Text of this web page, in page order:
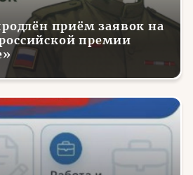
приём заявок на
премии